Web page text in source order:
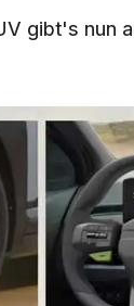
gibt's nun